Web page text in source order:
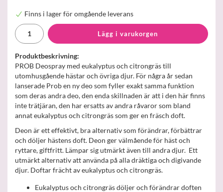
Finns i lager för omgående leverans
Lägg i varukorgen
Produktbeskrivning:
PROB Deospray med eukalyptus och citrongräs till
utomhusgående hästar och övriga djur. För några år sedan
lanserade Prob en ny deo som fyller exakt samma funktion
som deras andra deo, den enda skillnaden är att i den här finns
inte trätjäran, den har ersatts av andra råvaror som bland
annat eukalyptus och citrongräs som ger en fräsch doft.
Deon är ett effektivt, bra alternativ som förändrar, förbättrar
och döljer hästens doft. Deon ger välmående för häst och
ryttare, giftfritt. Lämpar sig utmärkt även till andra djur. Ett
utmärkt alternativ att använda på alla dräktiga och digivande
djur. Doftar frächt av eukalyptus och citrongräs.
Eukalyptus och citrongräs döljer och förändrar doften